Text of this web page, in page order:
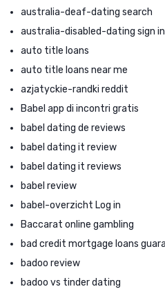
australia-deaf-dating search
australia-disabled-dating sign in
auto title loans
auto title loans near me
azjatyckie-randki reddit
Babel app di incontri gratis
babel dating de reviews
babel dating it review
babel dating it reviews
babel review
babel-overzicht Log in
Baccarat online gambling
bad credit mortgage loans
badoo review
badoo vs tinder dating